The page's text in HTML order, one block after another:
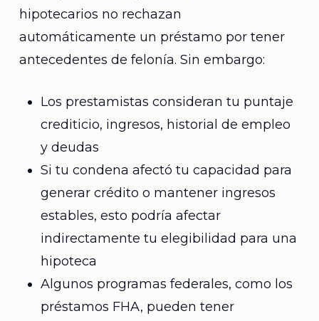
hipotecarios no rechazan
automáticamente un préstamo por tener
antecedentes de felonía. Sin embargo:
Los prestamistas consideran tu puntaje
crediticio, ingresos, historial de empleo
y deudas
Si tu condena afectó tu capacidad para
generar crédito o mantener ingresos
estables, esto podría afectar
indirectamente tu elegibilidad para una
hipoteca
Algunos programas federales, como los
préstamos FHA, pueden tener